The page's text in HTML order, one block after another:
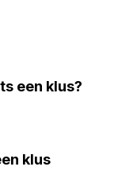
een klus?
klus